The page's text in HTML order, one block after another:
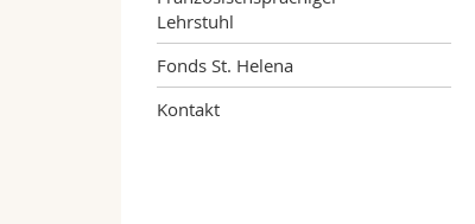
Lehrstuhl
Fonds St. Helena
Kontakt